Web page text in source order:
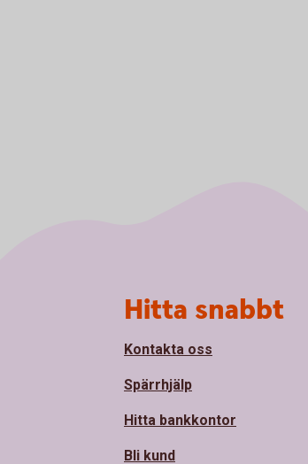
Hitta snabbt
Kontakta oss
Spärrhjälp
Hitta bankkontor
Bli kund